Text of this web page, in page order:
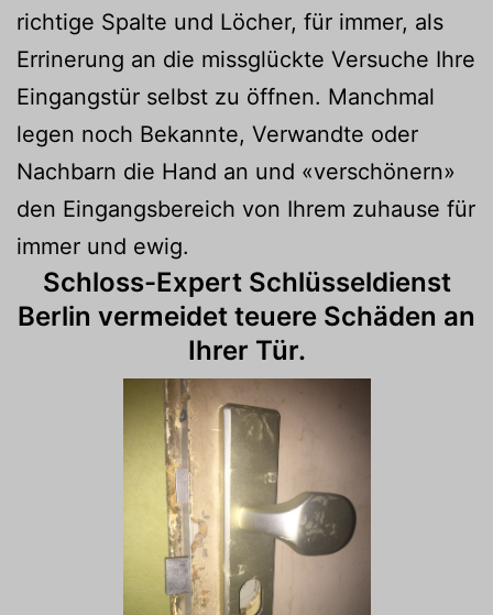
richtige Spalte und Löcher, für immer, als
Errinerung an die missglückte Versuche Ihre
Eingangstür selbst zu öffnen. Manchmal
legen noch Bekannte, Verwandte oder
Nachbarn die Hand an und «verschönern»
den Eingangsbereich von Ihrem zuhause für
immer und ewig.
Schloss-Expert Schlüsseldienst
Berlin vermeidet teuere Schäden an
Ihrer Tür.